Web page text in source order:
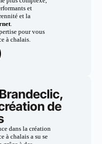
et
et la
.
pour vous
à chalais.
de
dans la création
à chalais a su se